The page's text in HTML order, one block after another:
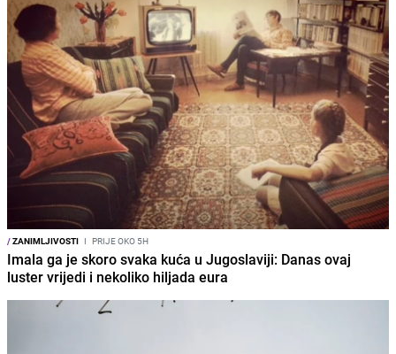
/ZANIMLJIVOSTI I PRIJE OKO 5H
Imala ga je skoro svaka kuća u Jugoslaviji: Danas ovaj
luster vrijedi i nekoliko hiljada eura